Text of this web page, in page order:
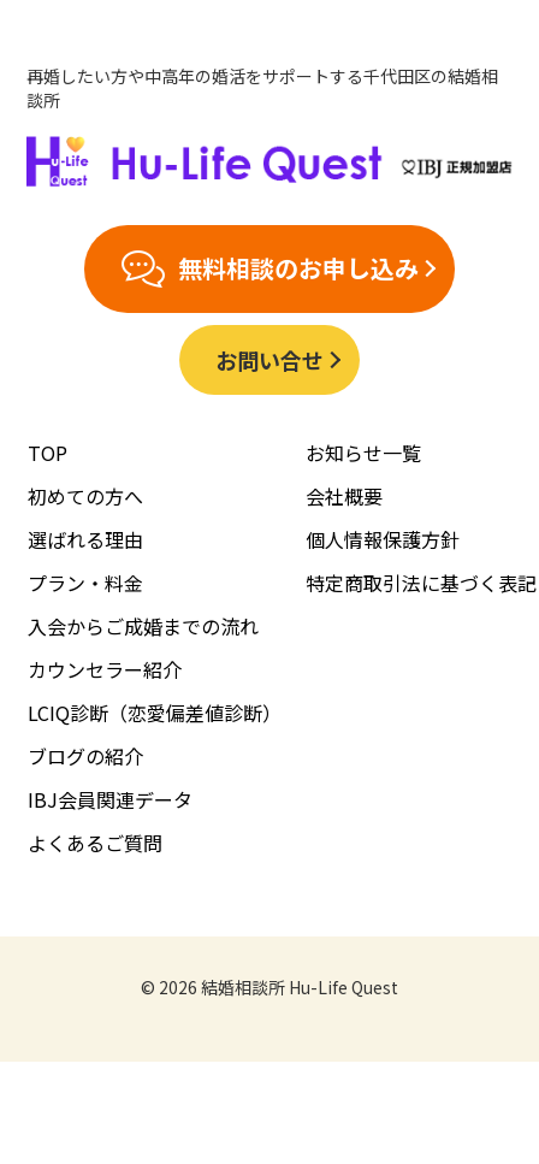
再婚したい方や中高年の婚活をサポートする千代田区の結婚相
談所
無料相談のお申し込み
お問い合せ
TOP
初めての方へ
選ばれる理由
プラン・料金
入会からご成婚までの流れ
カウンセラー紹介
LCIQ診断（恋愛偏差値診断）
ブログの紹介
IBJ会員関連データ
よくあるご質問
お知らせ一覧
会社概要
個人情報保護方針
特定商取引法に基づく表記
© 2026 結婚相談所 Hu-Life Quest